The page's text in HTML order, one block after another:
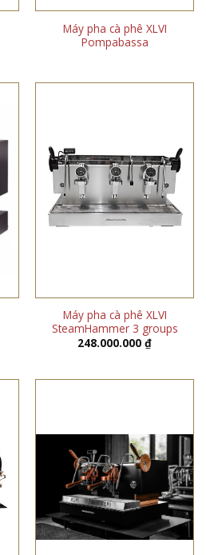
Máy pha cà phê XLVI
Pompabassa
Máy pha cà phê XLVI
SteamHammer 3 groups
248.000.000 ₫